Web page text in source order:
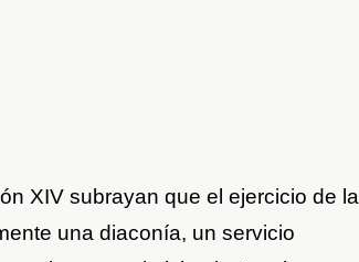
XIV subrayan que el ejercicio de la
una diaconía, un servicio